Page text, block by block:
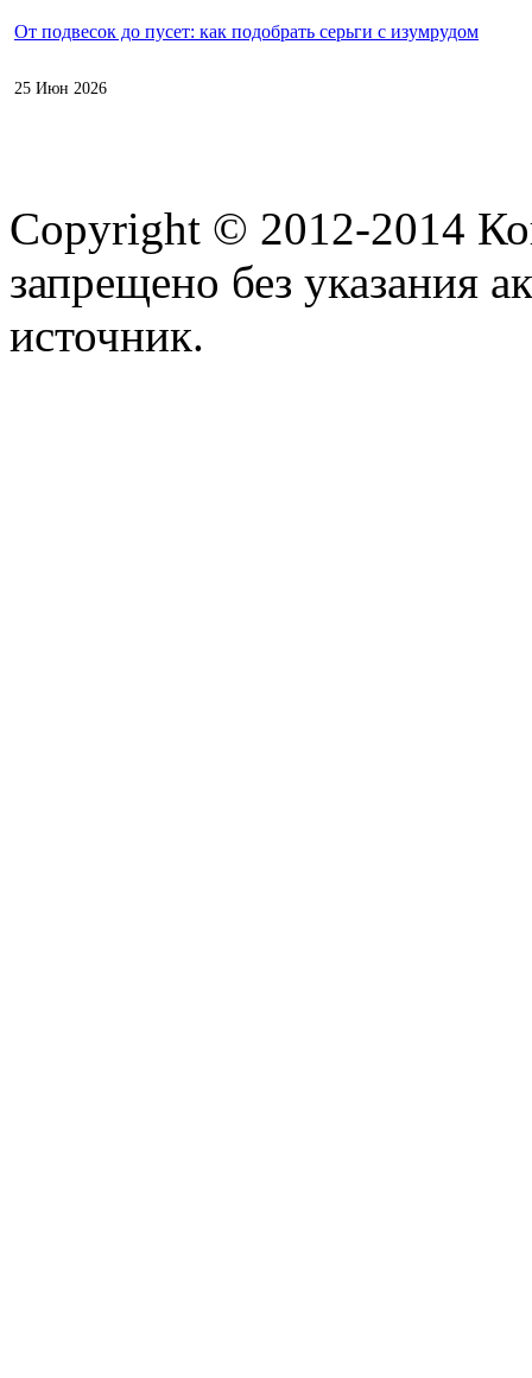
От подвесок до пусет: как подобрать серьги с изумрудом
25 Июн 2026
Copyright © 2012-2014
запрещено без указания
источник.